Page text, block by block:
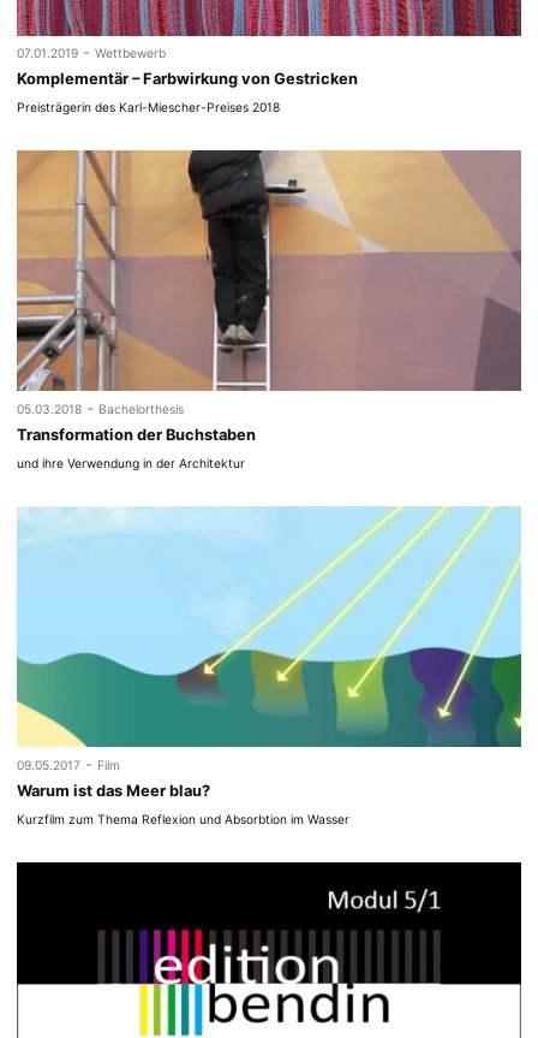
07.01.2019 - Wettbewerb
Komplementär – Farbwirkung von Gestricken
Preisträgerin des Karl-Miescher-Preises 2018
05.03.2018 - Bachelorthesis
Transformation der Buchstaben
und ihre Verwendung in der Architektur
09.05.2017 - Film
Warum ist das Meer blau?
Kurzfilm zum Thema Reflexion und Absorbtion im Wasser